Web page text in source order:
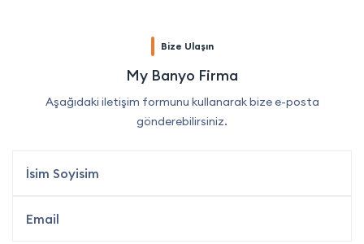
Bize Ulaşın
My Banyo Firma
Aşağıdaki iletişim formunu kullanarak bize e-posta
gönderebilirsiniz.